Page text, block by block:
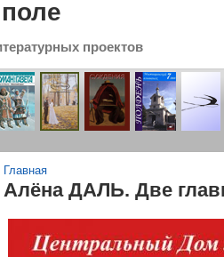
проектов
Вы здесь
Главная
Алёна ДАЛЬ. Две